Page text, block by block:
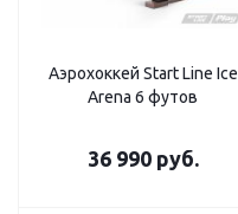
Аэрохоккей Start Line Ice
Arena 6 футов
36 990руб.